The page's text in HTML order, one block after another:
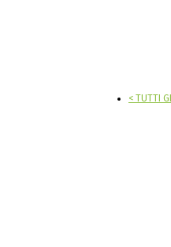
< TUTTI